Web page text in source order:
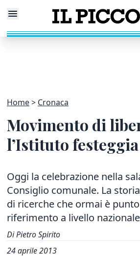
Home Cronaca
Movimento di
l’Istituto
Oggi la celebrazione nella
Consiglio comunale. La
di ricerche che ormai è
riferimento a livello
Di Pietro Spirito
24 aprile 2013